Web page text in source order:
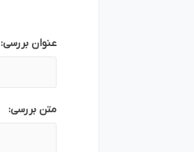
عنوان بررسی:
متن بررسی: